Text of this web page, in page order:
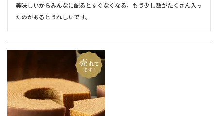
美味しいからみんなに配るとすぐなくなる。もう少し数がたくさん入っ
たのがあるとうれしいです。